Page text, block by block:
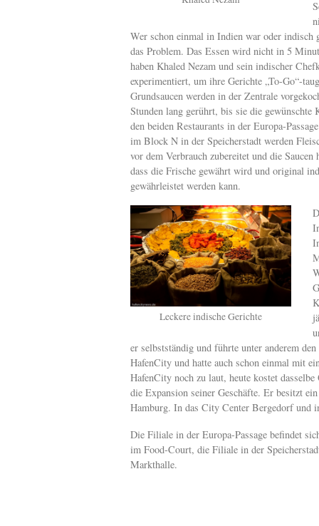
Wer schon einmal in Indien war oder indisch
das Problem. Das Essen wird nicht in 5
haben Khaled Nezam und sein indischer
experimentiert, um ihre Gerichte „To-Go“-
Grundsaucen werden in der Zentrale
Stunden lang gerührt, bis sie die gewünschte
den beiden Restaurants in der Europa-
im Block N in der Speicherstadt werden
vor dem Verbrauch zubereitet und die
dass die Frische gewährt wird und original
gewährleistet werden kann.
Leckere indische Gerichte
er selbstständig und führte unter anderem
HafenCity und hatte auch schon einmal mit
HafenCity noch zu laut, heute kostet
die Expansion seiner Geschäfte. Er besitzt
Hamburg. In das City Center Bergedorf und
Die Filiale in der Europa-Passage befindet
im Food-Court, die Filiale in der
Markthalle.